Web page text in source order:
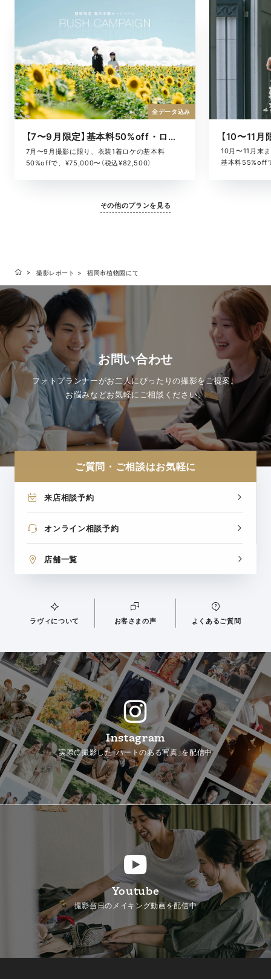
【7〜9月限定】基本料50%off・ロケキャンペーン
7月〜9月撮影に限り、衣装1着ロケの基本料
50%offで、¥75,000〜（税込¥82,500）
全データ込み
10月〜11月末
基本料55%off
その他のプランを見る
撮影レポート 福岡市植物園にて
お問い合わせ
フォトプランナーがお二人にぴったりの撮影をご提案。
お悩みなどお気軽にご相談ください。
ご質問・ご相談はお気軽に
来店相談予約
オンライン相談予約
店舗一覧
ラヴィについて お客さまの声 よくあるご質問
Instagram
実際に撮影した「ハートのある写真」を配信中
Youtube
撮影当日のメイキング動画を配信中